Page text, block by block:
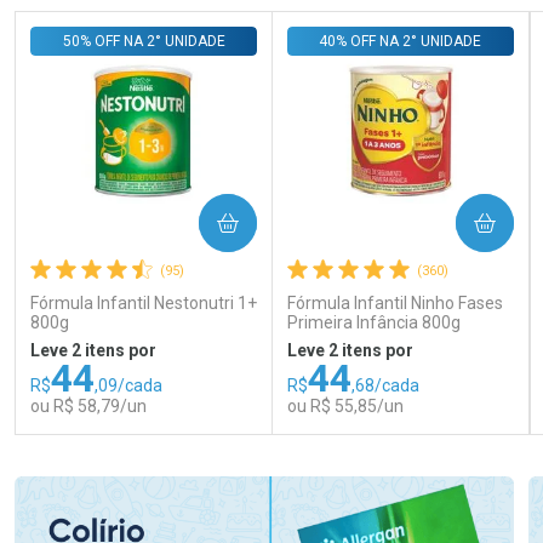
(95)
Fórmula Infantil Nestonutri 1+
800g
50% OFF NA 2° UNIDADE
Leve 2 itens por
R$44,09/cada
ou R$ 58,79/un
COMPRAR
(360)
Fórmula Infantil Ninho Fases
Primeira Infância 800g
40% OFF NA 2° UNIDADE
Leve 2 itens por
R$44,68/cada
ou R$ 55,85/un
COMPRAR
Laboratório
Por Menos